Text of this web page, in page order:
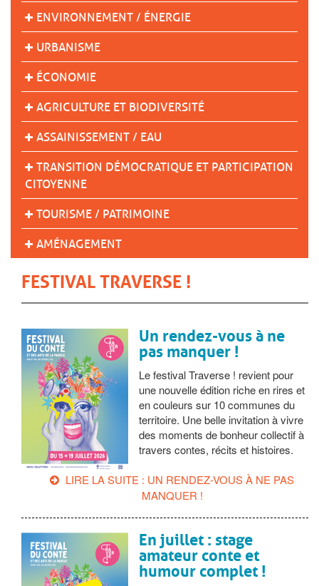
ENVIRONNEMENT / ÉNERGIE
URBANISME
ÉCONOMIE
AGRICULTURE ET BIODIVERSITÉ
ASSAINISSEMENT / EAU
TRANSITION DÉMOCRATIQUE ET PARTICIPATION
CITOYENNE
TOURISME / PATRIMOINE
AMÉNAGEMENT
FESTIVAL TRAVERSE !
Un rendez-vous à ne
pas manquer !
Le festival Traverse ! revient pour
une nouvelle édition riche en rires et
en couleurs sur 10 communes du
territoire. Une belle invitation à vivre
des moments de bonheur collectif à
travers contes, récits et histoires.
LIRE LA SUITE : UN RENDEZ-VOUS À NE PAS
MANQUER !
En juillet : stage
amateur conte et
humour complet !